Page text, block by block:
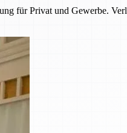
für Privat und Gewerbe.